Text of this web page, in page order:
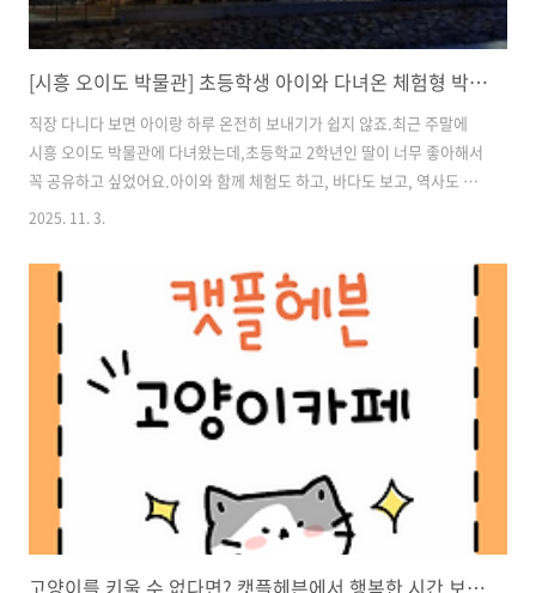
[시흥 오이도 박물관] 초등학생 아이와 다녀온 체험형 박물관 솔직 후기
직장 다니다 보면 아이랑 하루 온전히 보내기가 쉽지 않죠.최근 주말에
시흥 오이도 박물관에 다녀왔는데,초등학교 2학년인 딸이 너무 좋아해서
꼭 공유하고 싶었어요.아이와 함께 체험도 하고, 바다도 보고, 역사도 배
우는 시간이라주말 가족 나들이 장소로 완전 추천이에요.📌 위치: 경기
~오후 6시 / 월요일 휴관 🏛️ 오이도 박물관 소개 ‘시흥 오이도 박물관’은
오이도 선사유적지를 기반으로 만들어진 체험형 역사 박물관이에요.내
부는 크게선사시대 전시관어린이 체험관기획전시실야외 유적공원으로
구성되어 있었어요.특히 어린이 체험관은 초등 저학년 아이들이직접 손
으로 만지고, 돌도끼 만들기나 고고학 발굴 체험 같은 걸 할 수 있어서아
이들이 지루..
2025. 11. 3.